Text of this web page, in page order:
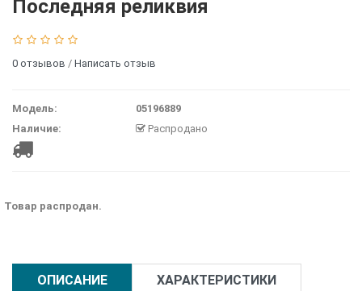
Последняя реликвия
0 отзывов / Написать отзыв
Модель:
05196889
Наличие:
Распродано
Товар распродан.
ОПИСАНИЕ ХАРАКТЕРИСТИКИ